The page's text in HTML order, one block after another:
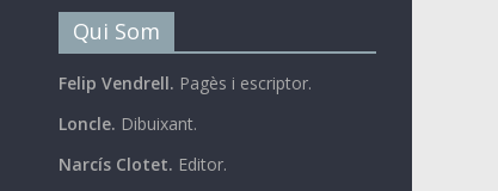
Qui Som
Felip Vendrell. Pagès i escriptor.
Loncle. Dibuixant.
Narcís Clotet. Editor.